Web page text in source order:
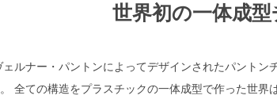
世界初の一体成型
ルナー・パントンによってデザインされたパントン
全ての構造をプラスチックの一体成型で作った世界検索